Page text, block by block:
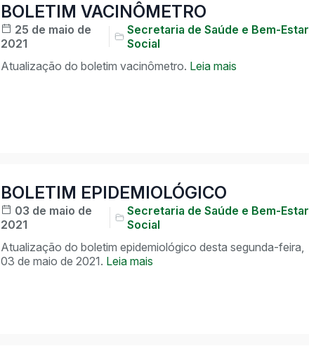
BOLETIM VACINÔMETRO
25 de maio de
2021
Secretaria de Saúde e Bem-Estar
Social
Atualização do boletim vacinômetro. Leia mais
BOLETIM EPIDEMIOLÓGICO
03 de maio de
2021
Secretaria de Saúde e Bem-Estar
Social
Atualização do boletim epidemiológico desta segunda-feira,
03 de maio de 2021. Leia mais